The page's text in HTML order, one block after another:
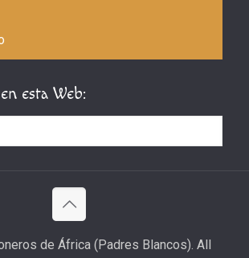
esta Web:
de África (Padres Blancos). All